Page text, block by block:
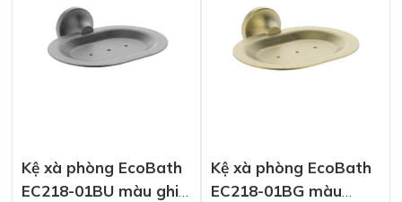
Kệ xà phòng EcoBath
EC218-01BU màu ghi
Kệ xà phòng EcoBath
EC218-01BG màu